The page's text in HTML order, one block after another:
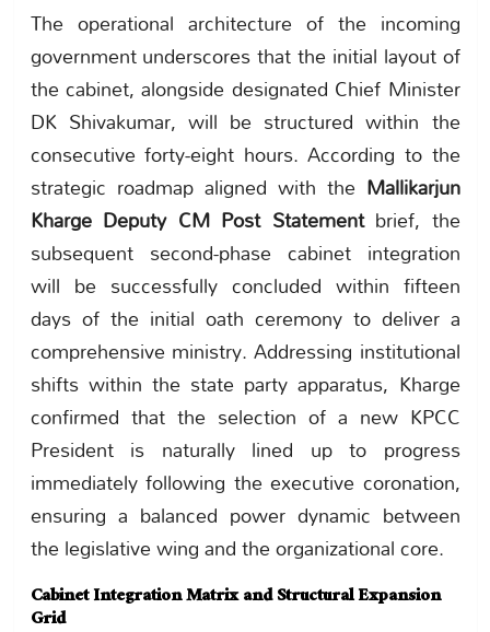
The operational architecture of the incoming
government underscores that the initial layout of
the cabinet, alongside designated Chief Minister
DK Shivakumar, will be structured within the
consecutive forty-eight hours. According to the
strategic roadmap aligned with the Mallikarjun
Kharge Deputy CM Post Statementbrief, the
subsequent second-phase cabinet integration
will be successfully concluded within fifteen
days of the initial oath ceremony to deliver a
comprehensive ministry. Addressing institutional
shifts within the state party apparatus, Kharge
confirmed that the selection of a new KPCC
President is naturally lined up to progress
immediately following the executive coronation,
ensuring a balanced power dynamic between
the legislative wing and the organizational core.
Cabinet Integration Matrix and Structural Expansion
Grid